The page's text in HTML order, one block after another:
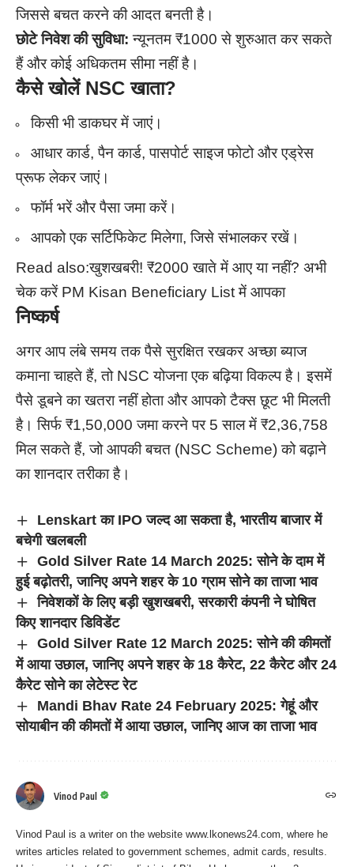
जिससे बचत करने की आदत बनती है।
छोटे निवेश की सुविधा: न्यूनतम ₹1000 से शुरुआत कर सकते
हैं और कोई अधिकतम सीमा नहीं है।
कैसे खोलें NSC खाता?
किसी भी डाकघर में जाएं।
आधार कार्ड, पैन कार्ड, पासपोर्ट साइज फोटो और एड्रेस
प्रूफ लेकर जाएं।
फॉर्म भरें और पैसा जमा करें।
आपको एक सर्टिफिकेट मिलेगा, जिसे संभालकर रखें।
Read also:खुशखबरी! ₹2000 खाते में आए या नहीं? अभी
चेक करें PM Kisan Beneficiary List में आपका
निष्कर्ष
अगर आप लंबे समय तक पैसे सुरक्षित रखकर अच्छा ब्याज
कमाना चाहते हैं, तो NSC योजना एक बढ़िया विकल्प है। इसमें
पैसे डूबने का खतरा नहीं होता और आपको टैक्स छूट भी मिलती
है। सिर्फ ₹1,50,000 जमा करने पर 5 साल में ₹2,36,758
मिल सकते हैं, जो आपकी बचत (NSC Scheme) को बढ़ाने
का शानदार तरीका है।
Lenskart का IPO जल्द आ सकता है, भारतीय बाजार में
बचेगी खलबली
Gold Silver Rate 14 March 2025: सोने के दाम में
हुई बढ़ोतरी, जानिए अपने शहर के 10 ग्राम सोने का ताजा भाव
निवेशकों के लिए बड़ी खुशखबरी, सरकारी कंपनी ने घोषित
किए शानदार डिविडेंट
Gold Silver Rate 12 March 2025: सोने की कीमतों
में आया उछाल, जानिए अपने शहर के 18 कैरेट, 22 कैरेट और 24
कैरेट सोने का लेटेस्ट रेट
Mandi Bhav Rate 24 February 2025: गेहूं और
सोयाबीन की कीमतों में आया उछाल, जानिए आज का ताजा भाव
Vinod Paul
Vinod Paul is a writer on the website www.lkonews24.com, where he
writes articles related to government schemes, admit cards, results.